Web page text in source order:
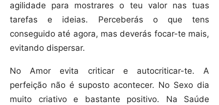
agilidade para mostrares o teu valor nas tuas
tarefas e ideias. Perceberás o que tens
conseguido até agora, mas deverás focar-te mais,
evitando dispersar.
No Amor evita criticar e autocriticar-te. A
perfeição não é suposto acontecer. No Sexo dia
muito criativo e bastante positivo. Na Saúde